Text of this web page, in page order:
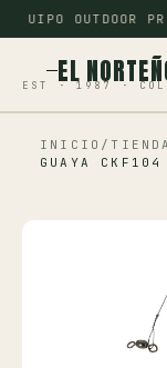
EQUIPO OUTDOOR
EL
EST · 1987 ·
Inicio
INICIO / TIENDA
GUAYA CKF104